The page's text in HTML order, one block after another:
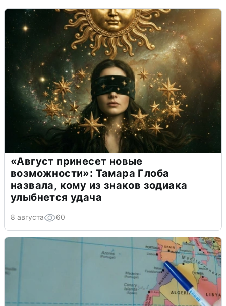
«Август принесет новые
возможности»: Тамара Глоба
назвала, кому из знаков зодиака
улыбнется удача
8 августа 60